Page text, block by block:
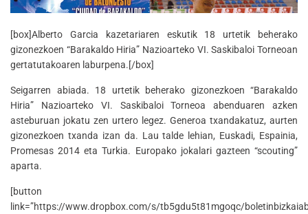
[box]Alberto Garcia kazetariaren eskutik 18 urtetik beherako
gizonezkoen “Barakaldo Hiria” Nazioarteko VI. Saskibaloi Torneoan
gertatutakoaren laburpena.[/box]
Seigarren abiada. 18 urtetik beherako gizonezkoen “Barakaldo
Hiria” Nazioarteko VI. Saskibaloi Torneoa abenduaren azken
asteburuan jokatu zen urtero legez. Generoa txandakatuz, aurten
gizonezkoen txanda izan da. Lau talde lehian, Euskadi, Espainia,
Promesas 2014 eta Turkia. Europako jokalari gazteen “scouting”
aparta.
[button
link=”https://www.dropbox.com/s/tb5gdu5t81mgoqc/